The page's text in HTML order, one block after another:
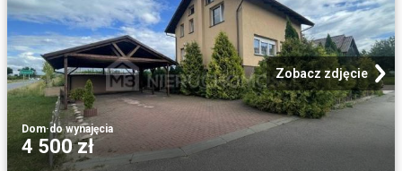
Zobacz zdjęcie
Dom·do wynajęcia
4 500 zł